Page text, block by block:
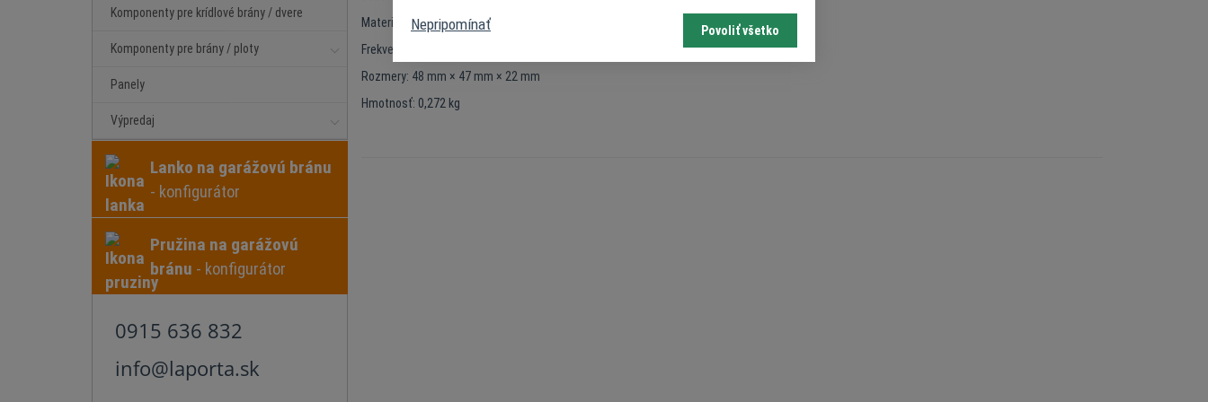
Komponenty pre krídlové brány / dvere
Komponenty pre brány / ploty
Panely
Výpredaj
Lanko na garážovú bránu
- konfigurátor
Pružina na garážovú
bránu - konfigurátor
0915 636 832
info@laporta.sk
Materiál: Nehorľavý ABS plast
Frekvencia: 433, 868
Rozmery: 48 mm × 47 mm × 22 mm
Hmotnosť: 0,272 kg
Nepripomínať Povoliť všetko